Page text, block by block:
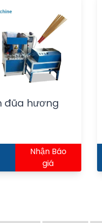
đũa hương
Nhận Báo
giá